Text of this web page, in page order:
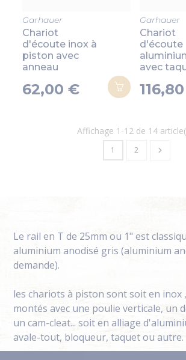
Garhauer
Chariot
d'écoute inox à
piston avec
anneau
62,00 €
Garhauer
Chariot
d'écoute
avec
Affichage 1-12 de 14
1 2
Le rail en T de 25mm ou 1" est
aluminium anodisé gris (aluminium
demande).
les chariots à piston sont soit en inox
montés avec une poulie verticale, un
un cam-cleat... soit en alliage
avale-tout, bloqueur, taquet ou autre.